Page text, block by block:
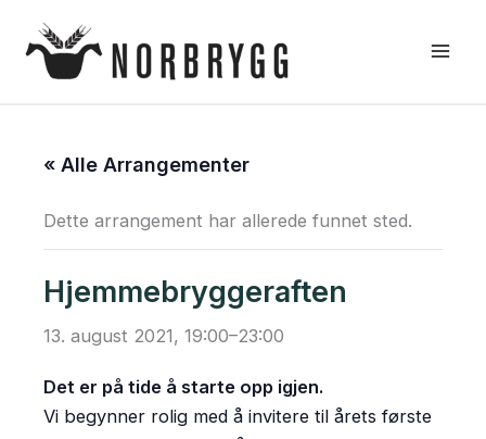
rett
« Alle Arrangementer
Dette arrangement har allerede funnet sted.
Hjemmebryggeraften
13. august 2021, 19:00–23:00
Det er på tide å starte opp igjen.
Vi begynner rolig med å invitere til årets første